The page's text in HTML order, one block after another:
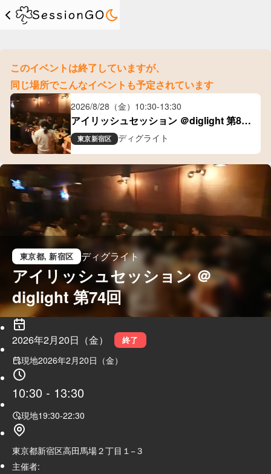
このイベントは終了していますが、
同じ場所でこんなイベントも予定されています
2026/8/28（金） 10:30-13:30
アイリッシュセッション ＠diglight 第80
回東京新宿区 ディグライト
東京都, 新宿区 ディグライト
アイリッシュセッション ＠
diglight 第74回
2026年2月20日（金） 終了
現地2026年2月20日（金）
10:30 - 13:30
現地19:30-22:30
東京都新宿区高田馬場２丁目１−３
主催者: